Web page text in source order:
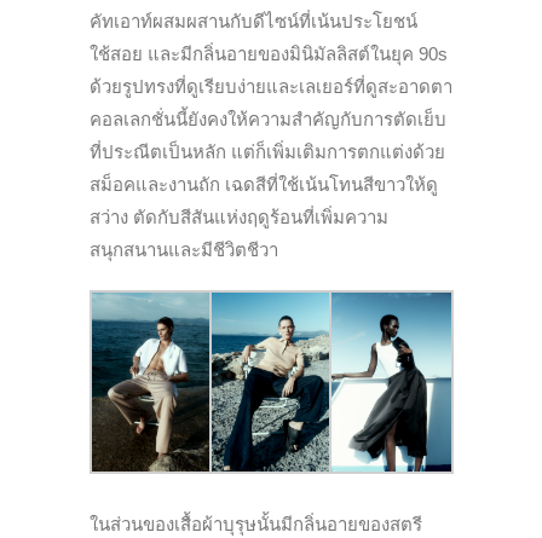
คัทเอาท์ผสมผสานกับดีไซน์ที่เน้นประโยชน์
ใช้สอย และมีกลิ่นอายของมินิมัลลิสต์ในยุค 90s
ด้วยรูปทรงที่ดูเรียบง่ายและเลเยอร์ที่ดูสะอาดตา
คอลเลกชั่นนี้ยังคงให้ความสำคัญกับการตัดเย็บ
ที่ประณีตเป็นหลัก แต่ก็เพิ่มเติมการตกแต่งด้วย
สม็อคและงานถัก เฉดสีที่ใช้เน้นโทนสีขาวให้ดู
สว่าง ตัดกับสีสันแห่งฤดูร้อนที่เพิ่มความ
สนุกสนานและมีชีวิตชีวา
ในส่วนของเสื้อผ้าบุรุษนั้นมีกลิ่นอายของสตรี